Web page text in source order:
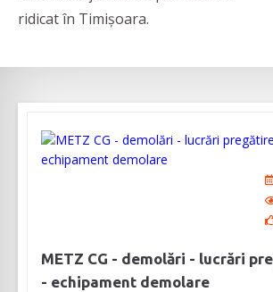
ridicat în Timișoara.
METZ CG - demolări - lucrări
- echipament demolare